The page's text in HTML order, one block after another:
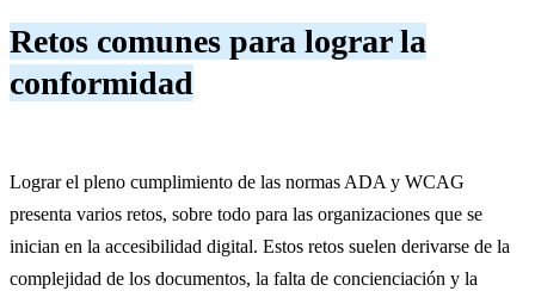
Retos comunes para lograr la
conformidad
Lograr el pleno cumplimiento de las normas ADA y WCAG
presenta varios retos, sobre todo para las organizaciones que se
inician en la accesibilidad digital. Estos retos suelen derivarse de la
complejidad de los documentos, la falta de concienciación y la